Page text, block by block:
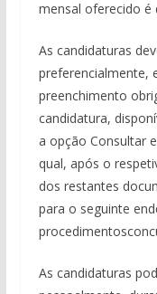
mensal oferecido é
As candidaturas
preferencialmente,
preenchimento
candidatura,
a opção Consultar
qual, após o
dos restantes
para o seguinte
As candidaturas